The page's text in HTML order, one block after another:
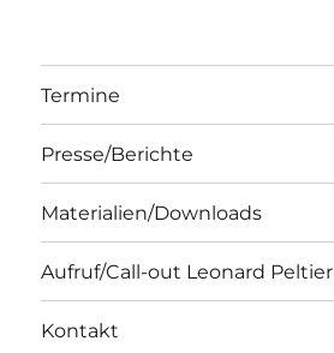
Termine
Presse/Berichte
Materialien/Downloads
Aufruf/Call-out Leonard Peltier
Kontakt